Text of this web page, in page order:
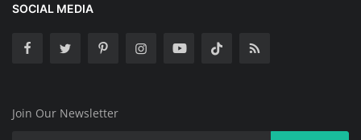
SOCIAL MEDIA
Join Our Newsletter